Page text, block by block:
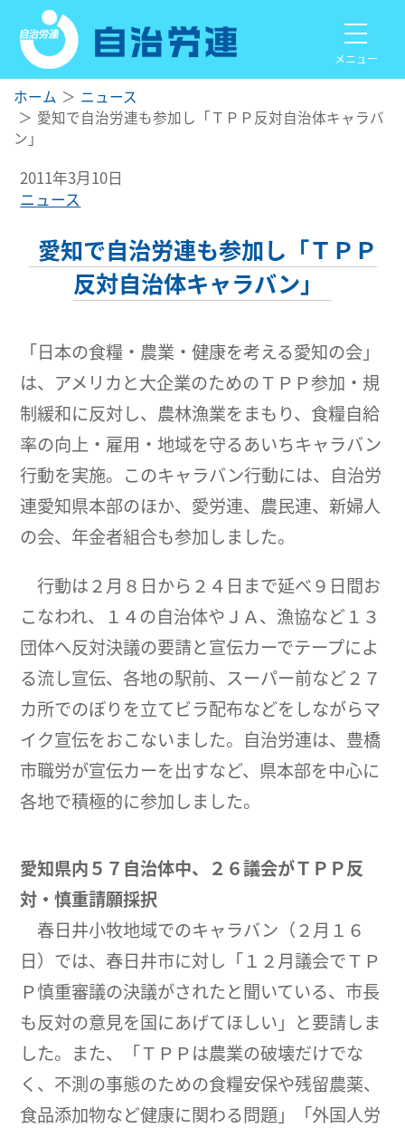
メニュー
ホーム
ニュース
愛知で自治労連も参加し「ＴＰＰ反対自治体キャラバ
ン」
2011年3月10日
ニュース
愛知で自治労連も参加し「ＴＰＰ
反対自治体キャラバン」
「日本の食糧・農業・健康を考える愛知の会」
は、アメリカと大企業のためのＴＰＰ参加・規
制緩和に反対し、農林漁業をまもり、食糧自給
率の向上・雇用・地域を守るあいちキャラバン
行動を実施。このキャラバン行動には、自治労
連愛知県本部のほか、愛労連、農民連、新婦人
の会、年金者組合も参加しました。
行動は２月８日から２４日まで延べ９日間お
こなわれ、１４の自治体やＪＡ、漁協など１３
団体へ反対決議の要請と宣伝カーでテープによ
る流し宣伝、各地の駅前、スーパー前など２７
カ所でのぼりを立てビラ配布などをしながらマ
イク宣伝をおこないました。自治労連は、豊橋
市職労が宣伝カーを出すなど、県本部を中心に
各地で積極的に参加しました。
愛知県内５７自治体中、２６議会がＴＰＰ反
対・慎重請願採択
春日井小牧地域でのキャラバン（２月１６
日）では、春日井市に対し「１２月議会でＴＰ
Ｐ慎重審議の決議がされたと聞いている、市長
も反対の意見を国にあげてほしい」と要請しま
した。また、「ＴＰＰは農業の破壊だけでな
く、不測の事態のための食糧安保や残留農薬、
食品添加物など健康に関わる問題」「外国人労